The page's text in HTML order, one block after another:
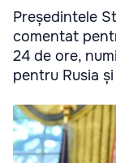
Președintele
comentat
24 de ore,
pentru Rusia